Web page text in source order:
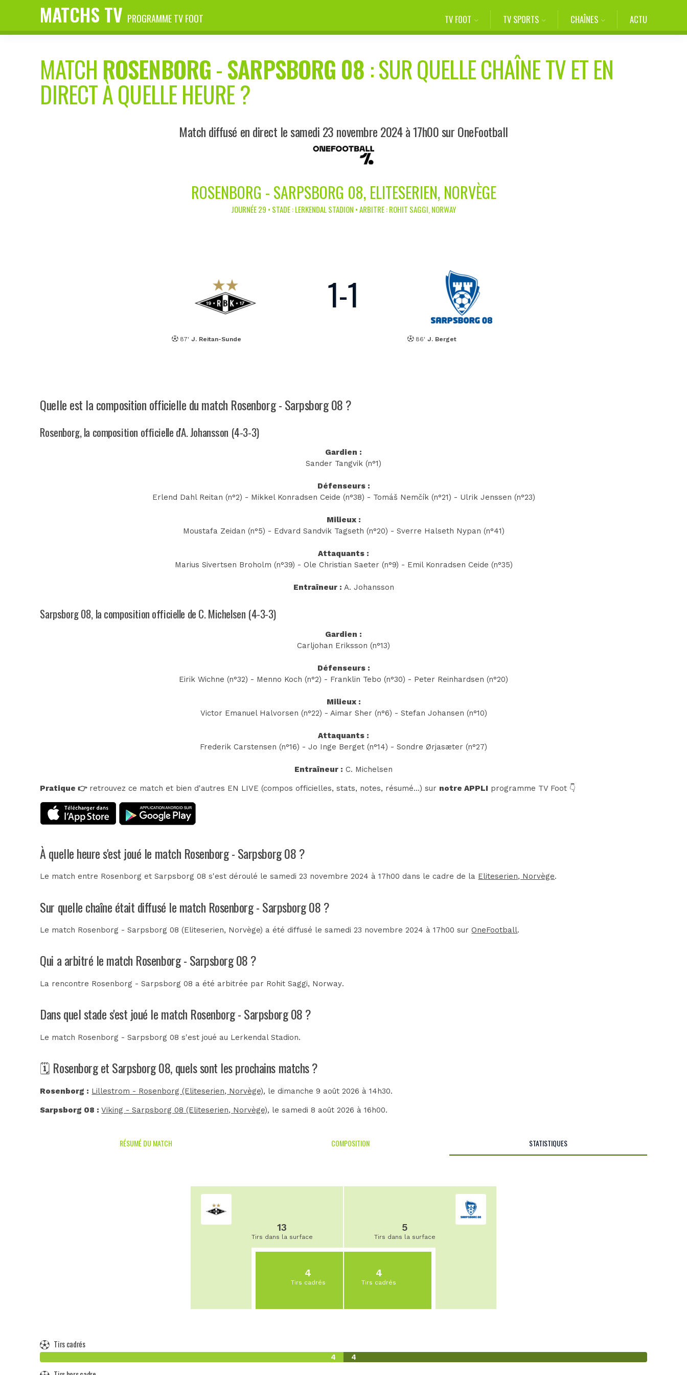
MATCHS TV PROGRAMME TV FOOT TV FOOT TV SPORTS CHAÎNES ACTU
MATCH ROSENBORG-SARPSBORG 08 : SUR QUELLE CHAÎNE TV ET EN
DIRECT À QUELLE HEURE ?
Match diffusé en direct le samedi 23 novembre 2024 à 17h00 sur OneFootball
ROSENBORG - SARPSBORG 08, ELITESERIEN, NORVÈGE
JOURNÉE 29 • STADE : LERKENDAL STADION • ARBITRE : ROHIT SAGGI, NORWAY
87' J. Reitan-Sunde
1-1
86'J. Berget
Quelle est la composition officielle du match Rosenborg - Sarpsborg 08 ?
Rosenborg, la composition officielle d'A. Johansson (4-3-3)
Gardien :
Sander Tangvik (n°1)
Défenseurs :
Erlend Dahl Reitan (n°2) - Mikkel Konradsen Ceide (n°38) - Tomáš Nemčík (n°21) - Ulrik Jenssen (n°23)
Milieux :
Moustafa Zeidan (n°5) - Edvard Sandvik Tagseth (n°20) - Sverre Halseth Nypan (n°41)
Attaquants :
Marius Sivertsen Broholm (n°39) - Ole Christian Saeter (n°9) - Emil Konradsen Ceide (n°35)
Entraîneur : A. Johansson
Sarpsborg 08, la composition officielle de C. Michelsen (4-3-3)
Gardien :
Carljohan Eriksson (n°13)
Défenseurs :
Eirik Wichne (n°32) - Menno Koch (n°2) - Franklin Tebo (n°30) - Peter Reinhardsen (n°20)
Milieux :
Victor Emanuel Halvorsen (n°22) - Aimar Sher (n°6) - Stefan Johansen (n°10)
Attaquants :
Frederik Carstensen (n°16) - Jo Inge Berget (n°14) - Sondre Ørjasæter (n°27)
Entraîneur : C. Michelsen
Pratique 👉retrouvez ce match et bien d'autres EN LIVE (compos officielles, stats, notes, résumé...) sur notre APPLI programme TV Foot 👇
À quelle heure s'est joué le match Rosenborg - Sarpsborg 08 ?
Le match entre Rosenborg et Sarpsborg 08 s'est déroulé le samedi 23 novembre 2024 à 17h00 dans le cadre de la Eliteserien, Norvège.
Sur quelle chaîne était diffusé le match Rosenborg - Sarpsborg 08 ?
Le match Rosenborg - Sarpsborg 08 (Eliteserien, Norvège) a été diffusé le samedi 23 novembre 2024 à 17h00 surOneFootball.
Qui a arbitré le match Rosenborg - Sarpsborg 08 ?
La rencontre Rosenborg - Sarpsborg 08 a été arbitrée par Rohit Saggi, Norway.
Dans quel stade s'est joué le match Rosenborg - Sarpsborg 08 ?
Le match Rosenborg - Sarpsborg 08 s'est joué au Lerkendal Stadion.
🗓️ Rosenborg et Sarpsborg 08, quels sont les prochains matchs ?
Rosenborg : Lillestrom - Rosenborg (Eliteserien, Norvège), le dimanche 9 août 2026 à 14h30.
Sarpsborg 08 : Viking - Sarpsborg 08 (Eliteserien, Norvège), le samedi 8 août 2026 à 16h00.
RÉSUMÉ DU MATCH COMPOSITION STATISTIQUES
13
Tirs dans la surface
4
Tirs cadrés
5
Tirs dans la surface
4
Tirs cadrés
Tirs cadrés
4 4